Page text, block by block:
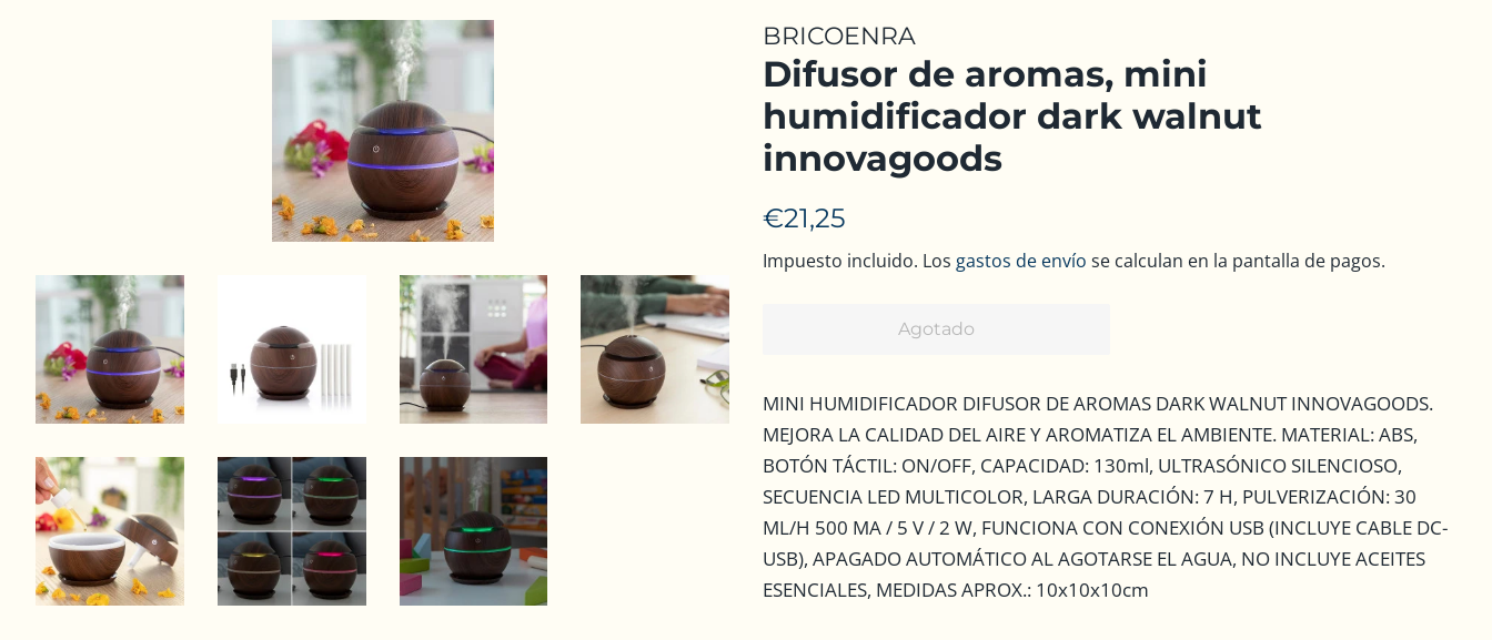
BRICOENRA
Difusor de aromas, mini
humidificador dark walnut
innovagoods
Precio
€21,25
venta
Impuesto incluido. Los gastos de envío se calculan en la pantalla de pagos.
Agotado
MINI HUMIDIFICADOR DIFUSOR DE AROMAS DARK WALNUT INNOVAGOODS.
MEJORA LA CALIDAD DEL AIRE Y AROMATIZA EL AMBIENTE. MATERIAL: ABS,
BOTÓN TÁCTIL: ON/OFF, CAPACIDAD: 130ml, ULTRASÓNICO SILENCIOSO,
SECUENCIA LED MULTICOLOR, LARGA DURACIÓN: 7 H, PULVERIZACIÓN: 30
ML/H 500 MA / 5 V / 2 W, FUNCIONA CON CONEXIÓN USB (INCLUYE CABLE DC-
USB), APAGADO AUTOMÁTICO AL AGOTARSE EL AGUA, NO INCLUYE ACEITES
ESENCIALES, MEDIDAS APROX.: 10x10x10cm